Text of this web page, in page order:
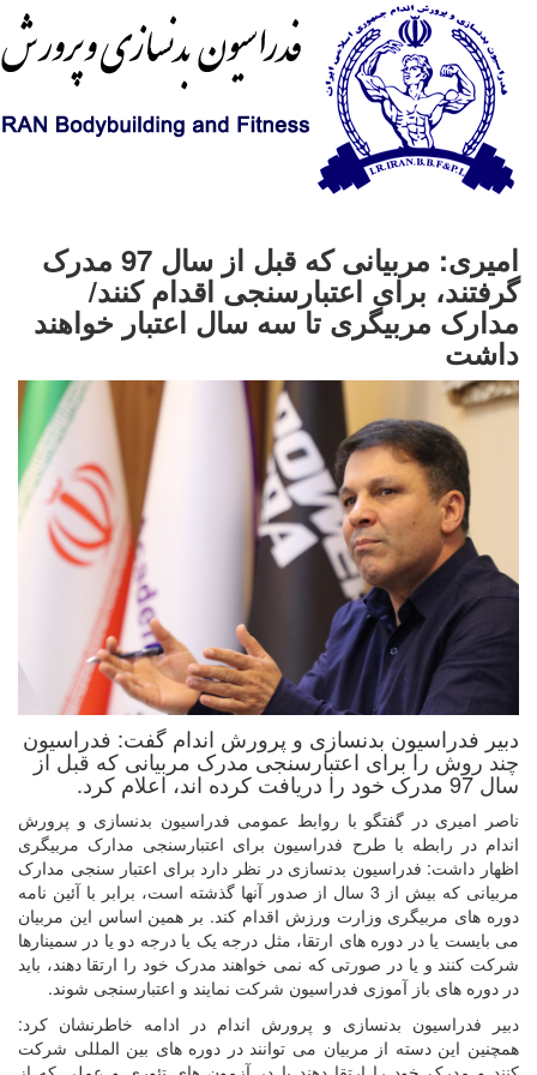
امیری: مربیانی که قبل از سال 97 مدرک
گرفتند، برای اعتبارسنجی اقدام کنند/
مدارک مربیگری تا سه سال اعتبار خواهند
داشت
دبیر فدراسیون بدنسازی و پرورش اندام گفت: فدراسیون
چند روش را برای اعتبارسنجی مدرک مربیانی که قبل از
سال 97 مدرک خود را دریافت کرده اند، اعلام کرد.
ناصر امیری در گفتگو با روابط عمومی فدراسیون بدنسازی و پرورش
اندام در رابطه با طرح فدراسیون برای اعتبارسنجی مدارک مربیگری
اظهار داشت: فدراسیون بدنسازی در نظر دارد برای اعتبار سنجی مدارک
مربیانی که بیش از 3 سال از صدور آنها گذشته است، برابر با آئین نامه
دوره های مربیگری وزارت ورزش اقدام کند. بر همین اساس این مربیان
می بایست یا در دوره های ارتقا، مثل درجه یک یا درجه دو یا در سمینارها
شرکت کنند و یا در صورتی که نمی خواهند مدرک خود را ارتقا دهند، باید
در دوره های باز آموزی فدراسیون شرکت نمایند و اعتبارسنجی شوند.
دبیر فدراسیون بدنسازی و پرورش اندام در ادامه خاطرنشان کرد:
همچنین این دسته از مربیان می توانند در دوره های بین المللی شرکت